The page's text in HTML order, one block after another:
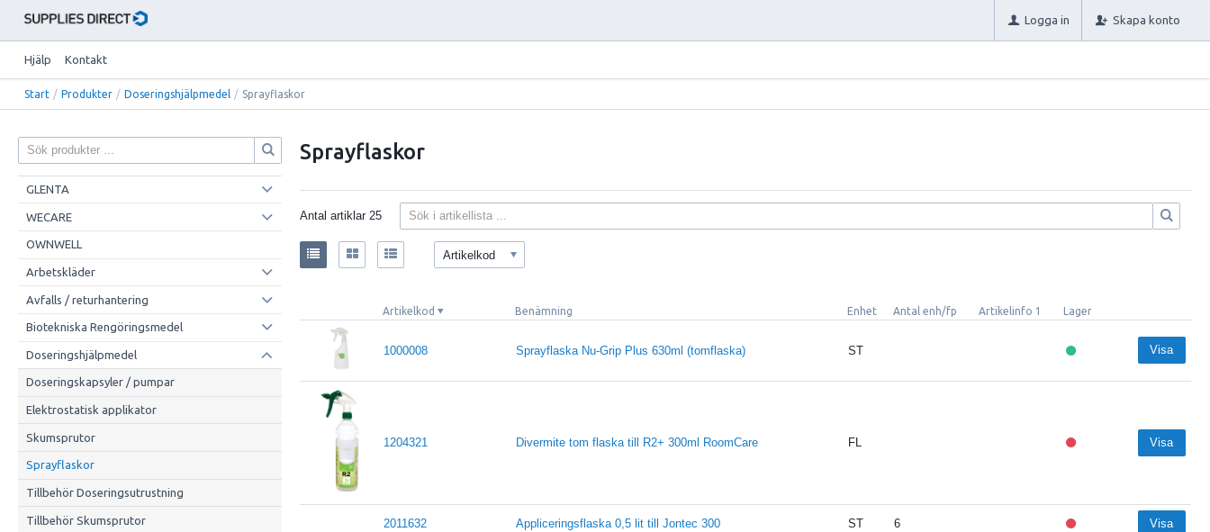
Logga in Skapa konto
Hjälp Kontakt
Start / Produkter / Doseringshjälpmedel / Sprayflaskor
GLENTA
WECARE
OWNWELL
Arbetskläder
Avfalls / returhantering
Biotekniska Rengöringsmedel
Doseringshjälpmedel
Doseringskapsyler / pumpar
Elektrostatisk applikator
Skumsprutor
Sprayflaskor
Tillbehör Doseringsutrustning
Tillbehör Skumsprutor
Sprayflaskor
Antal artiklar25
Artikelkod
Artikelkod Benämning Enhet Antal enh/fp Artikelinfo 1 Lager
1000008 Sprayflaska Nu-Grip Plus 630ml (tomflaska) ST Visa
1204321 Divermite tom flaska till R2+ 300ml RoomCare FL Visa
2011632 Appliceringsflaska 0,5 lit till Jontec 300 ST 6 Visa